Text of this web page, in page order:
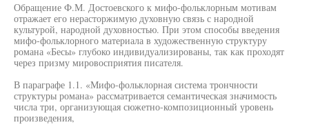
Обращение Ф.М. Достоевского к мифо-фольклорным мотивам
отражает его нерасторжимую духовную связь с народной
культурой, народной духовностью. При этом способы введения
мифо-фольклорного материала в художественную структуру
романа «Бесы» глубоко индивидуализированы, так как проходят
через призму мировосприятия писателя.
В параграфе 1.1. «Мифо-фольклорная система трончности
структуры романа» рассматривается семантическая значимость
числа три, организующая сюжетно-композиционный уровень
произведения,